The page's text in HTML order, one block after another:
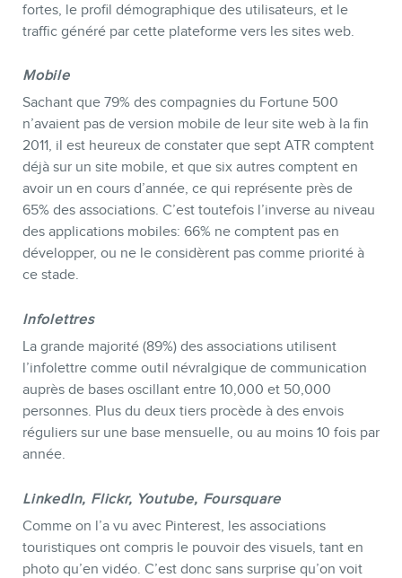
fortes, le profil démographique des utilisateurs, et le
traffic généré par cette plateforme vers les sites web.
Mobile
Sachant que 79% des compagnies du Fortune 500
n’avaient pas de version mobile de leur site web à la fin
2011, il est heureux de constater que sept ATR comptent
déjà sur un site mobile, et que six autres comptent en
avoir un en cours d’année, ce qui représente près de
65% des associations. C’est toutefois l’inverse au niveau
des applications mobiles: 66% ne comptent pas en
développer, ou ne le considèrent pas comme priorité à
ce stade.
Infolettres
La grande majorité (89%) des associations utilisent
l’infolettre comme outil névralgique de communication
auprès de bases oscillant entre 10,000 et 50,000
personnes. Plus du deux tiers procède à des envois
réguliers sur une base mensuelle, ou au moins 10 fois par
année.
LinkedIn, Flickr, Youtube, Foursquare
Comme on l’a vu avec Pinterest, les associations
touristiques ont compris le pouvoir des visuels, tant en
photo qu’en vidéo. C’est donc sans surprise qu’on voit